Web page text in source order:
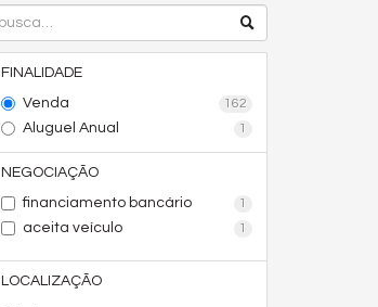
FINALIDADE
Venda
162
Aluguel Anual 1
NEGOCIAÇÃO
financiamento bancário
1
aceita veículo 1
LOCALIZAÇÃO